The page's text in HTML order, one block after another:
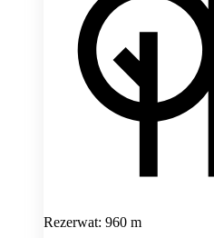
Rezerwat: 960 m